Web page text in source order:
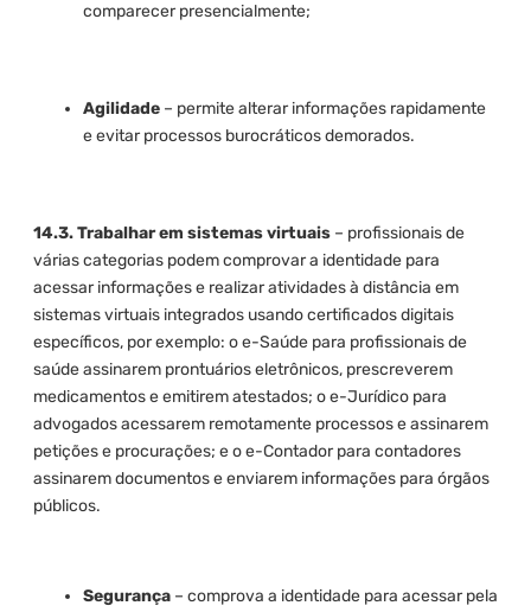
comparecer presencialmente;
Agilidade – permite alterar informações rapidamente
e evitar processos burocráticos demorados.
14.3. Trabalhar em sistemas virtuais – profissionais de
várias categorias podem comprovar a identidade para
acessar informações e realizar atividades à distância em
sistemas virtuais integrados usando certificados digitais
específicos, por exemplo: o e-Saúde para profissionais de
saúde assinarem prontuários eletrônicos, prescreverem
medicamentos e emitirem atestados; o e-Jurídico para
advogados acessarem remotamente processos e assinarem
petições e procurações; e o e-Contador para contadores
assinarem documentos e enviarem informações para órgãos
públicos.
Segurança – comprova a identidade para acessar pela